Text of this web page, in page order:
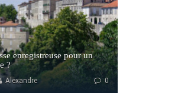
enregistreuse pour un
?
0
Alexandre